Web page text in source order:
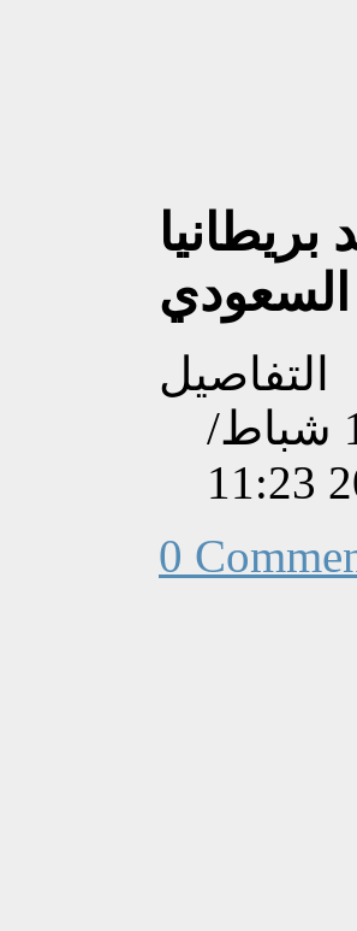
السعودي
التفاصيل
تم إنشاءه بتاريخ الأربعاء, 19 شباط/
0